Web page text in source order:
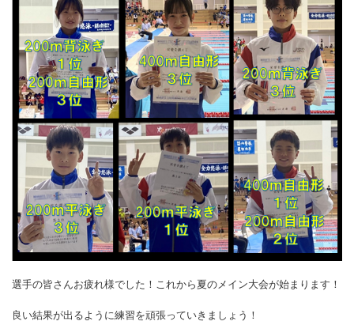
選手の皆さんお疲れ様でした！これから夏のメイン大会が始まります！
良い結果が出るように練習を頑張っていきましょう！